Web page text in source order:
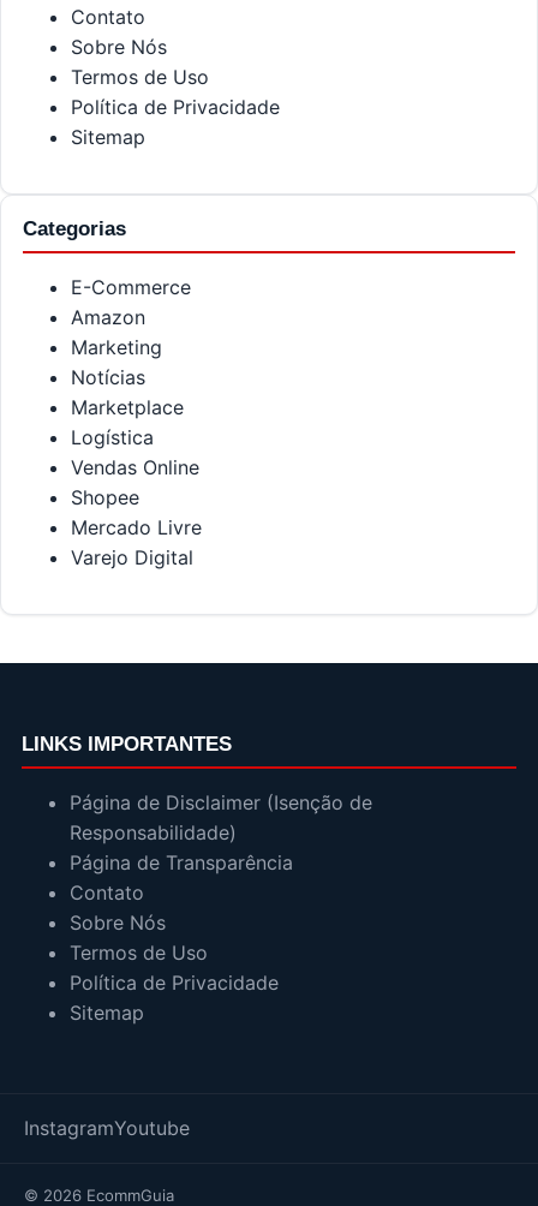
Contato
Sobre Nós
Termos de Uso
Política de Privacidade
Sitemap
Categorias
E-Commerce
Amazon
Marketing
Notícias
Marketplace
Logística
Vendas Online
Shopee
Mercado Livre
Varejo Digital
LINKS IMPORTANTES
Página de Disclaimer (Isenção de
Responsabilidade)
Página de Transparência
Contato
Sobre Nós
Termos de Uso
Política de Privacidade
Sitemap
InstagramYoutube
© 2026 EcommGuia